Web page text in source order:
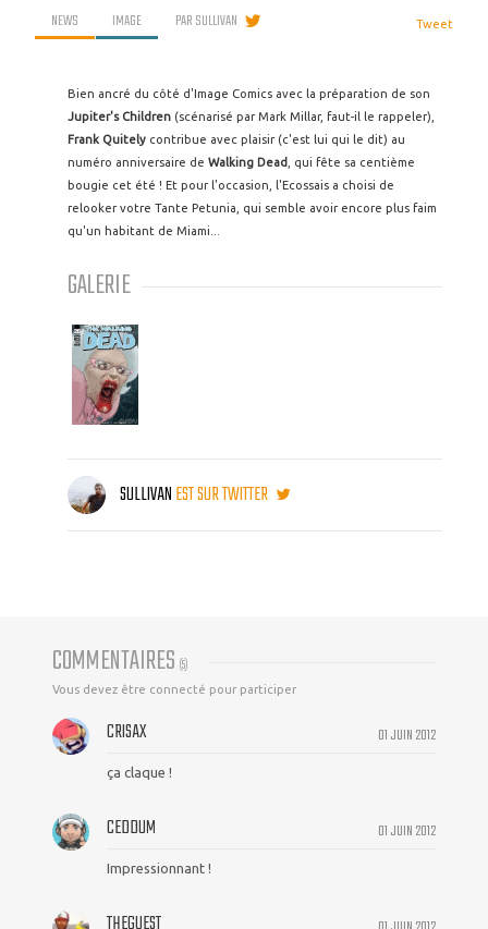
NEWS IMAGE PARSULLIVAN Tweet
Bien ancré du côté d'Image Comics avec la préparation de son
Jupiter's Children (scénarisé par Mark Millar, faut-il le rappeler),
Frank Quitely contribue avec plaisir (c'est lui qui le dit) au
numéro anniversaire de Walking Dead
, qui fête sa centième
bougie cet été ! Et pour l'occasion, l'Ecossais a choisi de
relooker votre Tante Petunia, qui semble avoir encore plus faim
qu'un habitant de Miami...
GALERIE
SULLIVANEST SUR TWITTER
COMMENTAIRES (5)
Vous devez être connecté pour participer
01 JUIN 2012
CRISAX
ça claque !
01 JUIN 2012
CEDDUM
Impressionnant !